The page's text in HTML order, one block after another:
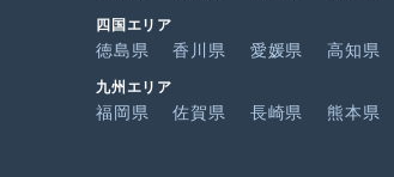
四国エリア
徳島県 香川県 愛媛県 高知県
九州エリア
福岡県 佐賀県 長崎県 熊本県